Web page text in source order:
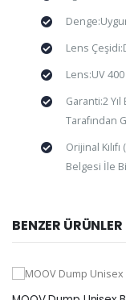
Lens
Lens:UV
Garanti:2
Tarafından
Orijinal
Belgesi İle
BENZER ÜRÜNLER